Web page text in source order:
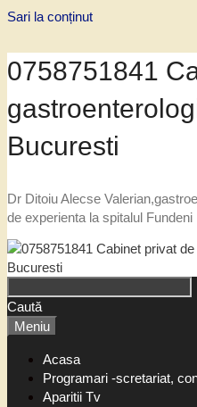
Sari la conținut
0758751841
Bucuresti
Dr Ditoiu Alecse
de experienta la spitalul Fundeni
Caută
Meniu
Acasa
Programari -scretariat,
Aparitii Tv